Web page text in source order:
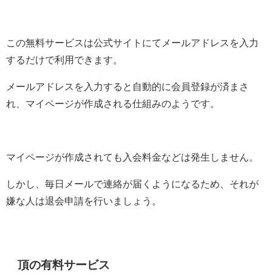
この無料サービスは公式サイトにてメールアドレスを入力
するだけで利用できます。
メールアドレスを入力すると自動的に会員登録が済まさ
れ、マイページが作成される仕組みのようです。
マイページが作成されても入会料金などは発生しません。
しかし、毎日メールで連絡が届くようになるため、それが
嫌な人は退会申請を行いましょう。
頂の有料サービス